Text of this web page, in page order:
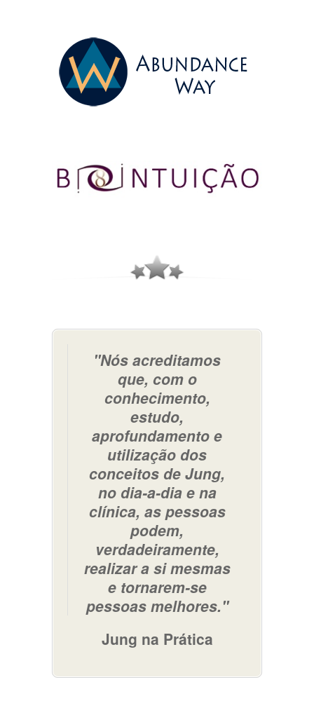
"Nós acreditamos
que, com o
conhecimento,
estudo,
aprofundamento e
utilização dos
conceitos de Jung,
no dia-a-dia e na
clínica, as pessoas
podem,
verdadeiramente,
realizar a si mesmas
e tornarem-se
pessoas melhores."
Jung na Prática